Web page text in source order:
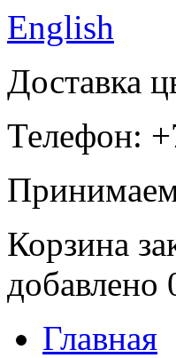
English
Доставка
Телефон:
Корзина
добавлено
Главная